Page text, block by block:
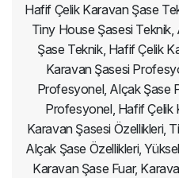
Hafif Çelik Karavan Şase
Tiny House Şasesi
Şase Teknik, Hafif Çelik
Karavan Şasesi
Profesyonel, Alçak Şase
Profesyonel, Hafif Çelik
Karavan Şasesi Özellikleri,
Alçak Şase Özellikleri,
Karavan Şase Fuar,